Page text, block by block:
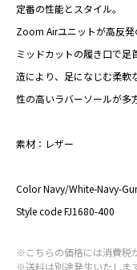
定番の性能とスタイル。
Zoom Airユニットが高反発
ミッドカットの履き口で
造により、足になじむ柔軟
性の高いラバーソールが多
素材：レザー
Color Navy/White-Navy-
Style code FJ1680-400
※こちらの価格には消費税
※送料は別途発生いたします